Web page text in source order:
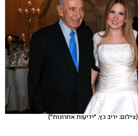
(צילום: יריב כץ, "ידיעות אחרונות")